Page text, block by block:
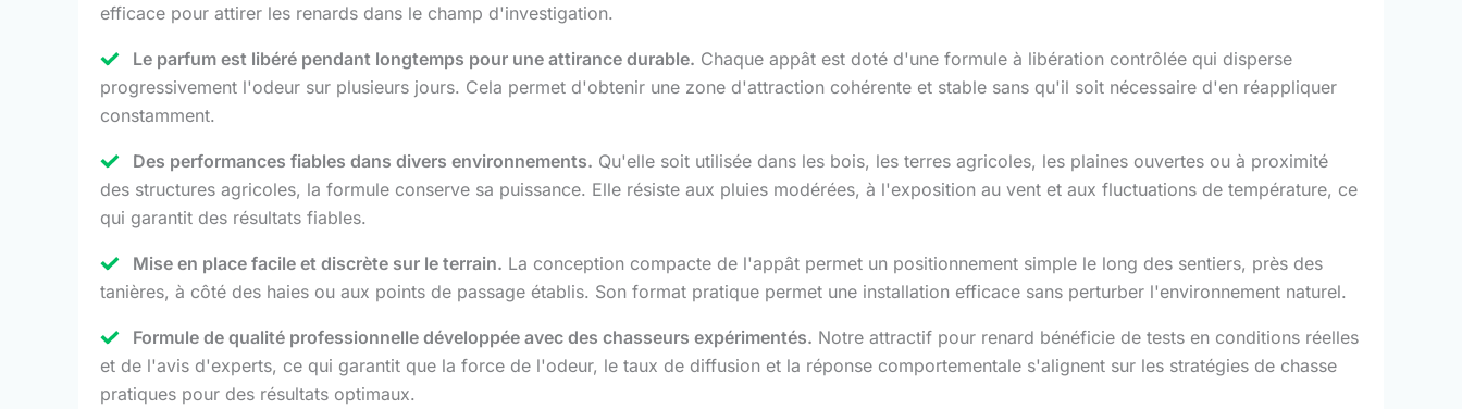
efficace pour attirer les renards dans le champ d'investigation.
Le parfum est libéré pendant longtemps pour une attirance durable. Chaque appât est doté d'une formule à libération contrôlée qui disperse
progressivement l'odeur sur plusieurs jours. Cela permet d'obtenir une zone d'attraction cohérente et stable sans qu'il soit nécessaire d'en réappliquer
constamment.
Des performances fiables dans divers environnements. Qu'elle soit utilisée dans les bois, les terres agricoles, les plaines ouvertes ou à proximité
des structures agricoles, la formule conserve sa puissance. Elle résiste aux pluies modérées, à l'exposition au vent et aux fluctuations de température, ce
qui garantit des résultats fiables.
Mise en place facile et discrète sur le terrain. La conception compacte de l'appât permet un positionnement simple le long des sentiers, près des
tanières, à côté des haies ou aux points de passage établis. Son format pratique permet une installation efficace sans perturber l'environnement naturel.
Formule de qualité professionnelle développée avec des chasseurs expérimentés. Notre attractif pour renard bénéficie de tests en conditions réelles
et de l'avis d'experts, ce qui garantit que la force de l'odeur, le taux de diffusion et la réponse comportementale s'alignent sur les stratégies de chasse
pratiques pour des résultats optimaux.